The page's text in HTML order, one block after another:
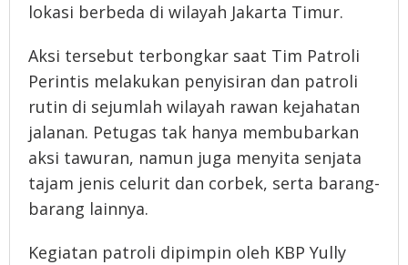
lokasi berbeda di wilayah Jakarta Timur.
Aksi tersebut terbongkar saat Tim Patroli
Perintis melakukan penyisiran dan patroli
rutin di sejumlah wilayah rawan kejahatan
jalanan. Petugas tak hanya membubarkan
aksi tawuran, namun juga menyita senjata
tajam jenis celurit dan corbek, serta barang-
barang lainnya.
Kegiatan patroli dipimpin oleh KBP Yully